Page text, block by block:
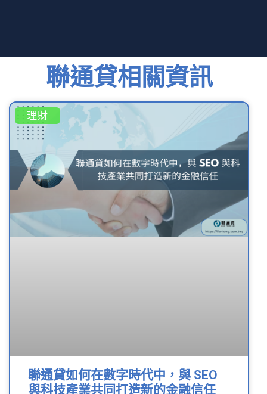
聯通貸相關資訊
理財
聯通貸如何在數字時代中，與 SEO
與科技產業共同打造新的金融信任